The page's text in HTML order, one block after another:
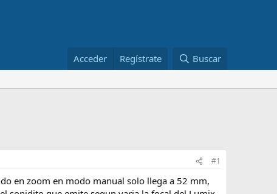
Acceder Regístrate Buscar
#1
en zoom en modo manual solo llega a 52 mm,